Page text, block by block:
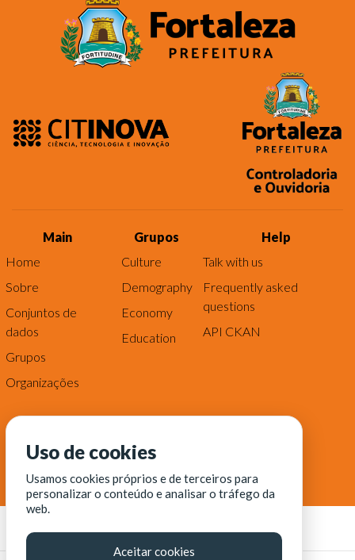
Main
Home
Sobre
Conjuntos de
dados
Grupos
Organizações
Grupos
Culture
Demography
Economy
Education
Help
Talk with us
Frequently asked
questions
API CKAN
Uso de cookies
Usamos cookies próprios e de terceiros para
personalizar o conteúdo e analisar o tráfego da
web.
Aceitar cookies